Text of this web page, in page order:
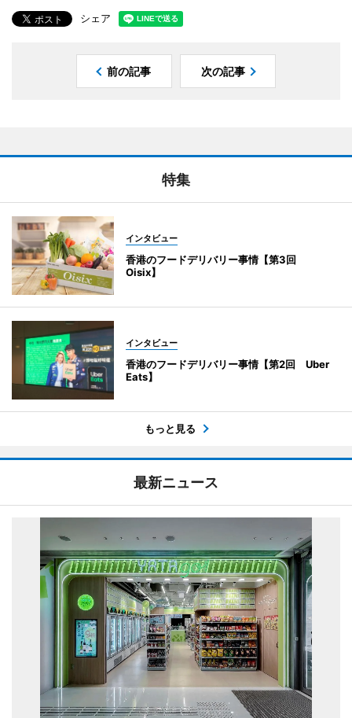
シェア
前の記事 次の記事
特集
インタビュー
香港のフードデリバリー事情【第3回
Oisix】
インタビュー
香港のフードデリバリー事情【第2回 Uber
Eats】
もっと見る
最新ニュース